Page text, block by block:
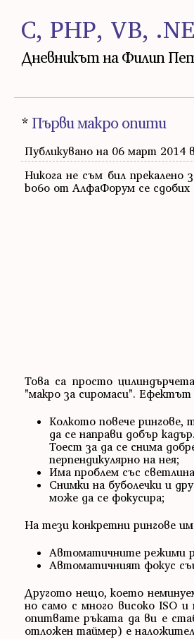
C, PHP, VB,
Дневникът на Филип
* Първи макро опити
Публикувано на 06 март 2014
Никога не съм бил прекалено
bo6o от АлфаФорум се сдобих
Това са просто
"макро за сиромаси".
Колкото повече рингове,
да се направи добър
Тоест за да се снима
перпендикулярно на нея;
Има проблем със
Снимки на буболечки и
може да се фокусира;
На тези конкретни рингове
Автоматичните режими
Автоматичният фокус
Другото нещо, което
но само с много високо ISO
опитвате ръката да ви е
отложен таймер) е